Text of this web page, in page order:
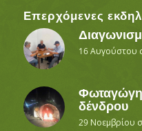
Επερχόμενες
16 Αυγούστου
δένδρου
29 Νοεμβρίου